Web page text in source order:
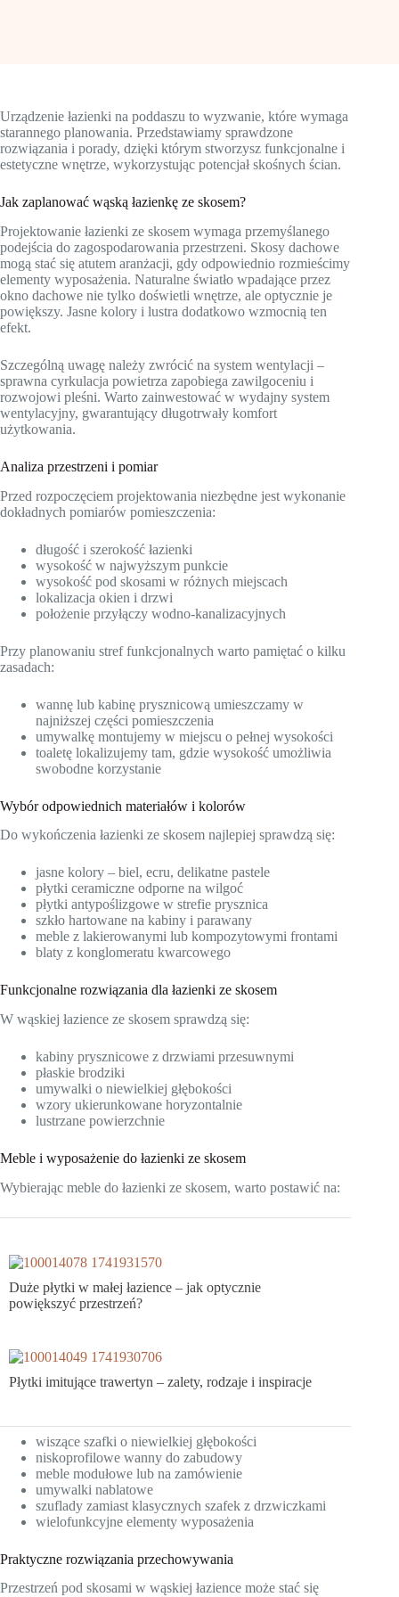
Urządzenie łazienki na poddaszu to wyzwanie, które wymaga
starannego planowania. Przedstawiamy sprawdzone
rozwiązania i porady, dzięki którym stworzysz funkcjonalne i
estetyczne wnętrze, wykorzystując potencjał skośnych ścian.
Jak zaplanować wąską łazienkę ze skosem?
Projektowanie łazienki ze skosem wymaga przemyślanego
podejścia do zagospodarowania przestrzeni. Skosy dachowe
mogą stać się atutem aranżacji, gdy odpowiednio rozmieścimy
elementy wyposażenia. Naturalne światło wpadające przez
okno dachowe nie tylko doświetli wnętrze, ale optycznie je
powiększy. Jasne kolory i lustra dodatkowo wzmocnią ten
efekt.
Szczególną uwagę należy zwrócić na system wentylacji –
sprawna cyrkulacja powietrza zapobiega zawilgoceniu i
rozwojowi pleśni. Warto zainwestować w wydajny system
wentylacyjny, gwarantujący długotrwały komfort
użytkowania.
Analiza przestrzeni i pomiar
Przed rozpoczęciem projektowania niezbędne jest wykonanie
dokładnych pomiarów pomieszczenia:
długość i szerokość łazienki
wysokość w najwyższym punkcie
wysokość pod skosami w różnych miejscach
lokalizacja okien i drzwi
położenie przyłączy wodno-kanalizacyjnych
Przy planowaniu stref funkcjonalnych warto pamiętać o kilku
zasadach:
wannę lub kabinę prysznicową umieszczamy w
najniższej części pomieszczenia
umywalkę montujemy w miejscu o pełnej wysokości
toaletę lokalizujemy tam, gdzie wysokość umożliwia
swobodne korzystanie
Wybór odpowiednich materiałów i kolorów
Do wykończenia łazienki ze skosem najlepiej sprawdzą się:
jasne kolory – biel, ecru, delikatne pastele
płytki ceramiczne odporne na wilgoć
płytki antypoślizgowe w strefie prysznica
szkło hartowane na kabiny i parawany
meble z lakierowanymi lub kompozytowymi frontami
blaty z konglomeratu kwarcowego
Funkcjonalne rozwiązania dla łazienki ze skosem
W wąskiej łazience ze skosem sprawdzą się:
kabiny prysznicowe z drzwiami przesuwnymi
płaskie brodziki
umywalki o niewielkiej głębokości
wzory ukierunkowane horyzontalnie
lustrzane powierzchnie
Meble i wyposażenie do łazienki ze skosem
Wybierając meble do łazienki ze skosem, warto postawić na:
Duże płytki w małej łazience – jak optycznie
powiększyć przestrzeń?
Płytki imitujące trawertyn – zalety, rodzaje i inspiracje
wiszące szafki o niewielkiej głębokości
niskoprofilowe wanny do zabudowy
meble modułowe lub na zamówienie
umywalki nablatowe
szuflady zamiast klasycznych szafek z drzwiczkami
wielofunkcyjne elementy wyposażenia
Praktyczne rozwiązania przechowywania
Przestrzeń pod skosami w wąskiej łazience może stać się